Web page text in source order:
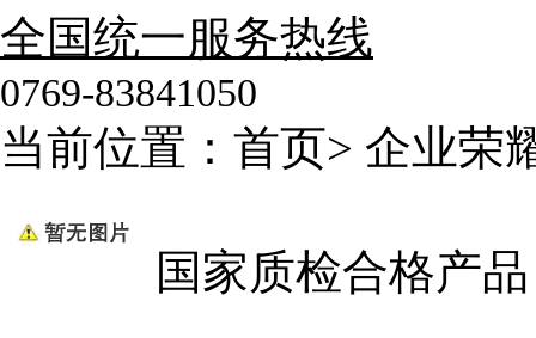
全国统一服务热线
0769-83841050
当前位置： 首页> 企业荣
国家质检合格产品